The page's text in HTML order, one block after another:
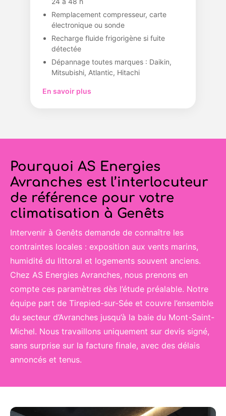
Remplacement compresseur, carte
électronique ou sonde
Recharge fluide frigorigène si fuite
détectée
Dépannage toutes marques : Daikin,
Mitsubishi, Atlantic, Hitachi
En savoir plus
Pourquoi AS Energies
Avranches est l’interlocuteur
de référence pour votre
climatisation à Genêts
Intervenir à Genêts demande de connaître les
contraintes locales : exposition aux vents marins,
humidité du littoral et logements souvent anciens.
Chez AS Energies Avranches, nous prenons en
compte ces paramètres dès l’étude préalable. Notre
équipe part de Tirepied-sur-Sée et couvre l’ensemble
du secteur d’Avranches jusqu’à la baie du Mont-Saint-
Michel. Nous travaillons uniquement sur devis signé,
sans surprise sur la facture finale, avec des délais
annoncés et tenus.